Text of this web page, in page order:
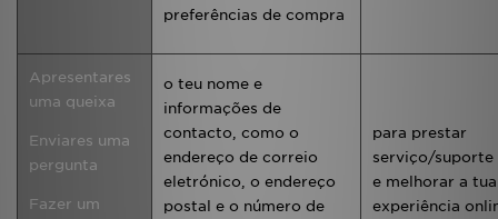
preferências de compra
Apresentares
uma queixa
Enviares uma
pergunta
Fazer um
o teu nome e
informações de
contacto, como o
endereço de correio
eletrónico, o endereço
postal e o número de
para prestar
serviço/suporte
e melhorar a tua
experiência